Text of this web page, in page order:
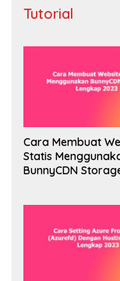
Tutorial
Cara Membuat
Statis
BunnyCDN